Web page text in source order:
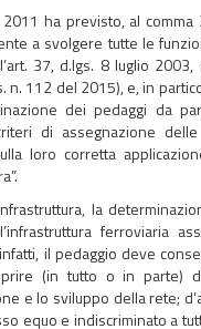
ha previsto, al comma
a svolgere tutte le
37, d.lgs. 8 luglio
n. 112 del 2015), e, in
dei pedaggi da
di assegnazione
loro corretta
la
ferroviaria
il pedaggio deve
(in tutto o in parte)
e lo sviluppo della rete;
equo e indiscriminato a